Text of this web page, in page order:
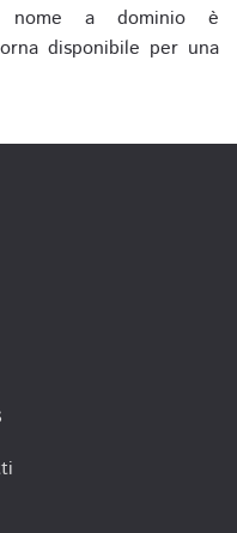
a dominio è
disponibile per una